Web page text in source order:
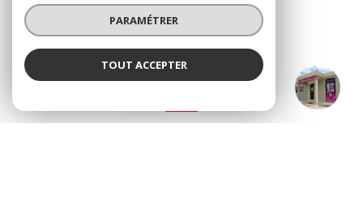
Agence ALIAS Immobilier
SE CONNECTER
Nous adhérons
PARAMÉTRER
TOUT ACCEPTER